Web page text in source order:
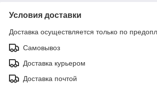
Условия доставки
Доставка осуществляется только по
Самовывоз
Доставка курьером
Доставка почтой